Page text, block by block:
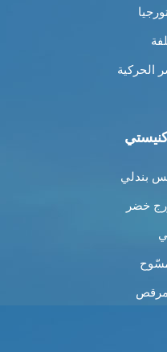
الحركية
بندلي
خضر
مرقص